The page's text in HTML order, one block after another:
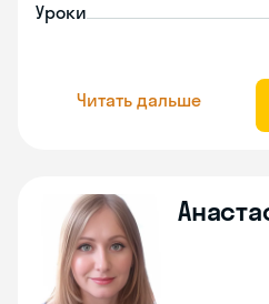
Уроки
Читать дальше